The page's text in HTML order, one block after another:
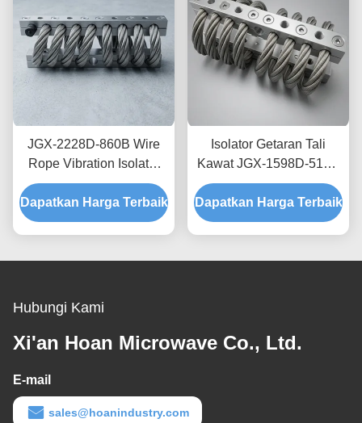
JGX-2228D-860B Wire
Rope Vibration Isolator
Rapid Prototyping Quick
Assembly Disesuaikan
Shock Mount
Dapatkan Harga Terbaik
Isolator Getaran Tali
Kawat JGX-1598D-515B
Menyediakan Kapasitas
Beban Terukur dan
Isolasi Kebisingan yang
Dapatkan Harga Terbaik
Hubungi Kami
Xi'an Hoan Microwave Co., Ltd.
E-mail
sales@hoanindustry.com